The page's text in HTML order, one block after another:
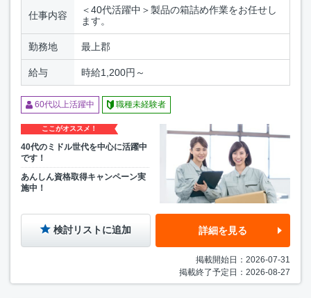
仕事内容
＜40代活躍中＞製品の箱詰め作業をお任せし
ます。
勤務地 最上郡
給与 時給1,200円～
60代以上活躍中 職種未経験者
ここがオススメ！
40代のミドル世代を中心に活躍中
です！
あんしん資格取得キャンペーン実
施中！
検討リストに追加 詳細を見る
掲載開始日：2026-07-31
掲載終了予定日：2026-08-27